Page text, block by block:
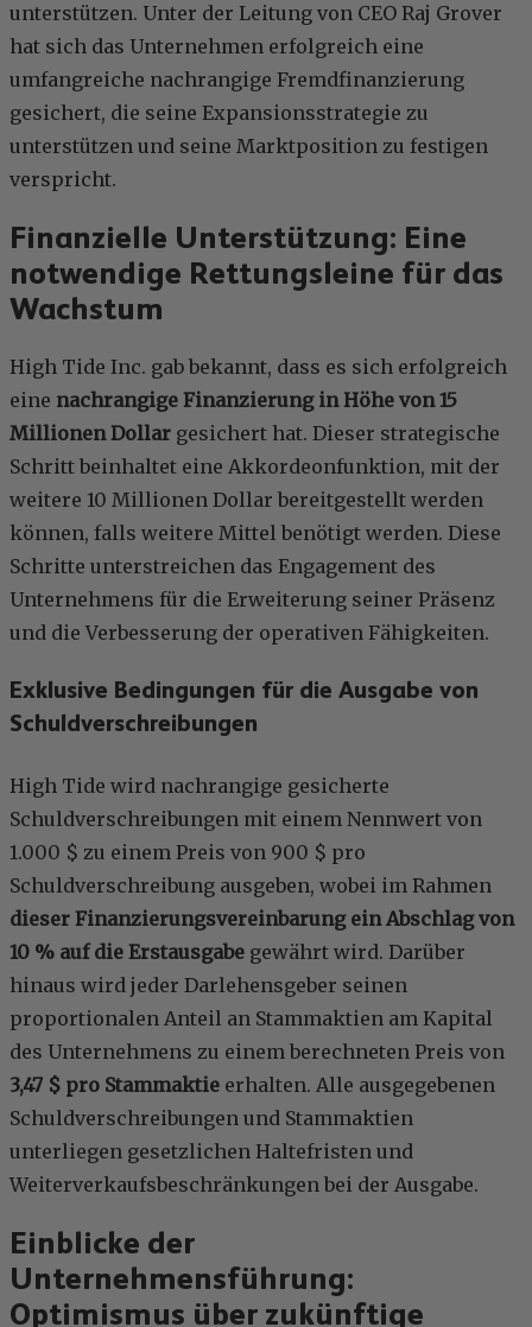
unterstützen. Unter der Leitung von CEO Raj Grover
hat sich das Unternehmen erfolgreich eine
umfangreiche nachrangige Fremdfinanzierung
gesichert, die seine Expansionsstrategie zu
unterstützen und seine Marktposition zu festigen
verspricht.
Finanzielle Unterstützung: Eine
notwendige Rettungsleine für das
Wachstum
High Tide Inc. gab bekannt, dass es sich erfolgreich
eine nachrangige Finanzierung in Höhe von 15
Millionen Dollar gesichert hat. Dieser strategische
Schritt beinhaltet eine Akkordeonfunktion, mit der
weitere 10 Millionen Dollar bereitgestellt werden
können, falls weitere Mittel benötigt werden. Diese
Schritte unterstreichen das Engagement des
Unternehmens für die Erweiterung seiner Präsenz
und die Verbesserung der operativen Fähigkeiten.
Exklusive Bedingungen für die Ausgabe von
Schuldverschreibungen
High Tide wird nachrangige gesicherte
Schuldverschreibungen mit einem Nennwert von
1.000 $ zu einem Preis von 900 $ pro
Schuldverschreibung ausgeben, wobei im Rahmen
dieser Finanzierungsvereinbarung ein Abschlag von
10 % auf die Erstausgabe gewährt wird. Darüber
hinaus wird jeder Darlehensgeber seinen
proportionalen Anteil an Stammaktien am Kapital
des Unternehmens zu einem berechneten Preis von
3,47 $ pro Stammaktie erhalten. Alle ausgegebenen
Schuldverschreibungen und Stammaktien
unterliegen gesetzlichen Haltefristen und
Weiterverkaufsbeschränkungen bei der Ausgabe.
Einblicke der
Unternehmensführung:
Optimismus über zukünftige